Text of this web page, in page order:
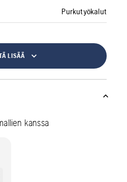
Purkutyökalut
LISÄÄ
kanssa